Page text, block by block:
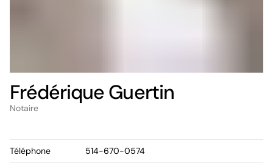
Frédérique Guertin
Notaire
Téléphone
514-670-0574